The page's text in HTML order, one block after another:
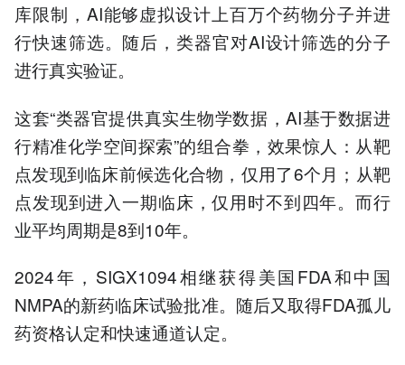
库限制，AI能够虚拟设计上百万个药物分子并进
行快速筛选。随后，类器官对AI设计筛选的分子
进行真实验证。
这套“类器官提供真实生物学数据，AI基于数据进
行精准化学空间探索”的组合拳，效果惊人：从靶
点发现到临床前候选化合物，仅用了6个月；从靶
点发现到进入一期临床，仅用时不到四年。而行
业平均周期是8到10年。
2024年，SIGX1094相继获得美国FDA和中国
NMPA的新药临床试验批准。随后又取得FDA孤儿
药资格认定和快速通道认定。